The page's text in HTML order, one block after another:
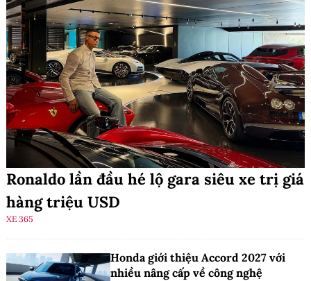
Ronaldo lần đầu hé lộ gara siêu xe trị giá
hàng triệu USD
XE 365
Honda giới thiệu Accord 2027 với
nhiều nâng cấp về công nghệ